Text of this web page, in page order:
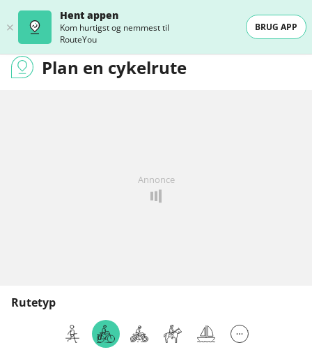
Hent appen
Kom hurtigst og nemmest til
RouteYou
BRUG APP
Plan en cykelrute
Annonce
Rutetyp